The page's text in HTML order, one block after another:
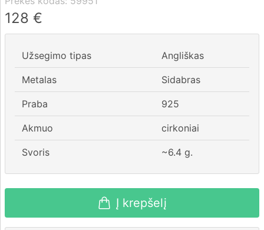
Kontaktai
604 42021
128 €
Užsegimo tipas Angliškas
Metalas Sidabras
Praba 925
Akmuo cirkoniai
Svoris ~6.4 g.
Į krepšelį